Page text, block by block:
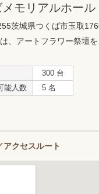
モリアルホール
茨城県つくば市玉取
、アートフラワー祭壇
300 台
能人数
5 名
クセスルート